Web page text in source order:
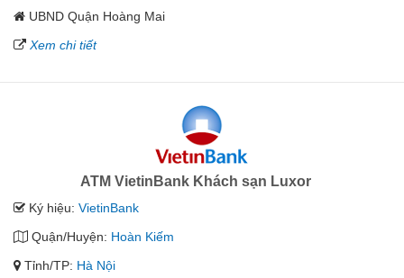
UBND Quận Hoàng Mai
Xem chi tiết
ATM VietinBank Khách sạn Luxor
Ký hiệu: VietinBank
Quận/Huyện: Hoàn Kiếm
Tỉnh/TP: Hà Nội